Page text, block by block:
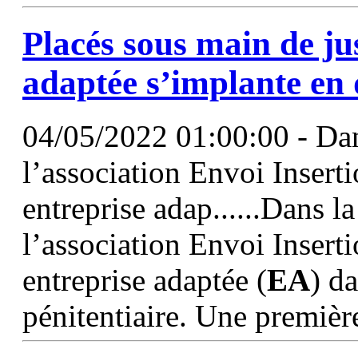
Placés sous main de
adaptée s’implante
04/05/2022 01:00:00 -
l’association Envoi
entreprise adap......Dans
l’association Envoi
entreprise adaptée (EA)
pénitentiaire. Une